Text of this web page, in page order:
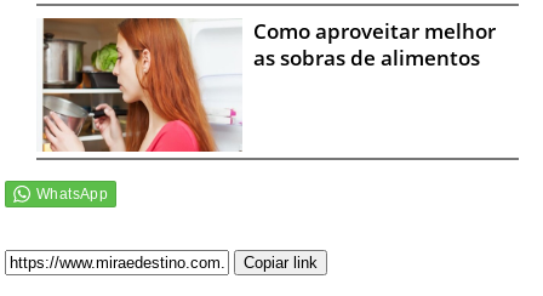
Como aproveitar melhor
as sobras de alimentos
Copiar link